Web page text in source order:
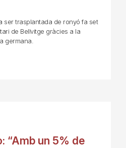
ser trasplantada de ronyó fa set
de Bellvitge gràcies a la
germana.
“Amb un 5% de